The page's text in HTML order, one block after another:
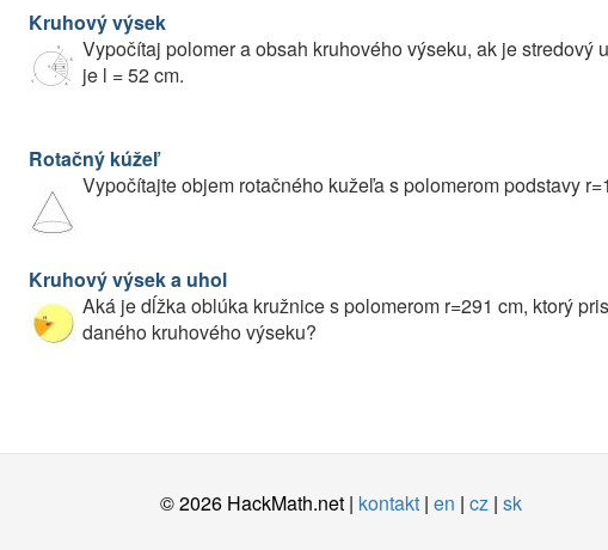
Kruhový výsek
Vypočítaj polomer a obsah kruhového výseku, ak je stredový
je l = 52 cm.
Rotačný kúžeľ
Vypočítajte objem rotačného kužeľa s polomerom podstavy
Kruhový výsek a uhol
Aká je dĺžka oblúka kružnice s polomerom r=291 cm, ktorý
daného kruhového výseku?
© 2026 HackMath.net | kontakt| en | cz| sk